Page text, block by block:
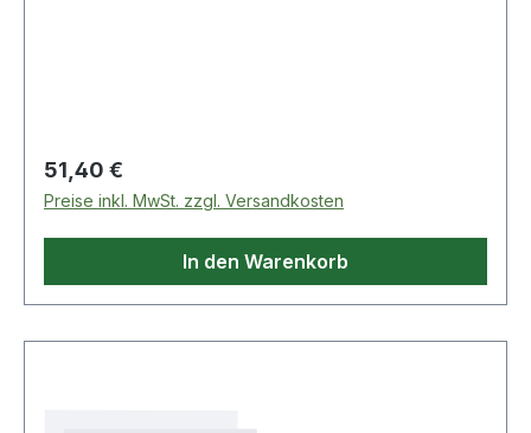
Regulärer Preis:
51,40 €
Preise inkl. MwSt. zzgl. Versandkosten
In den Warenkorb